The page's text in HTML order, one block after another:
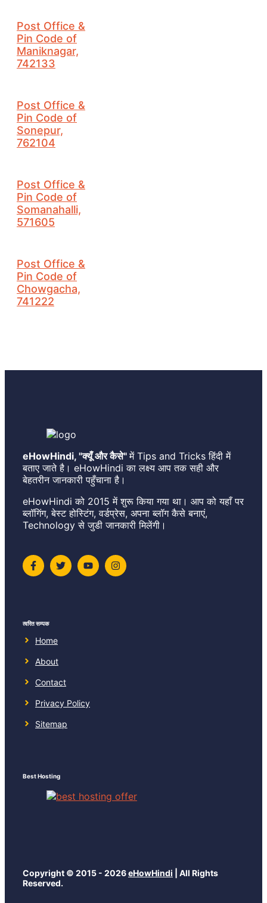
Post Office &
Pin Code of
Maniknagar,
742133
Post Office &
Pin Code of
Sonepur,
762104
Post Office &
Pin Code of
Somanahalli,
571605
Post Office &
Pin Code of
Chowgacha,
741222
eHowHindi, "क्यूँ और कैसे"में Tips and Tricks हिंदी में
बताए जाते है। eHowHindi का लक्ष्य आप तक सही और
बेहतरीन जानकारी पहुँचाना है।
eHowHindi को 2015 में शुरू किया गया था। आप को यहाँ पर
ब्लॉगिंग, बेस्ट होस्टिंग, वर्डप्रेस, अपना ब्लॉग कैसे बनाएं,
Technology से जुडी जानकारी मिलेंगी।
त्वरित सम्पक
Home
About
Contact
Privacy Policy
Sitemap
Best Hosting
Copyright © 2015 - 2026eHowHindi | All Rights
Reserved.